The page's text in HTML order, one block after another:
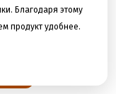
Благодаря этому
продукт удобнее.